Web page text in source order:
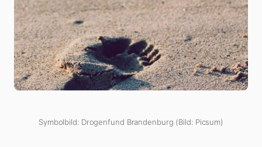
Symbolbild: Drogenfund Brandenburg (Bild: Picsum)